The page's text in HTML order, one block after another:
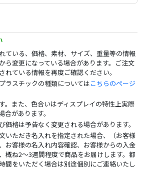
ている、価格、素材、サイズ、重量等の情報
ら変更になっている場合があります。ご注文
れている情報を再度ご確認ください。
ラスチックの種類についてはこちらのページ
。また、色合いはディスプレイの特性上実際
があります。
価格は予告なく変更される場合があります。
いただき名入れを指定された場合、（お客様
お客様の名入れ内容確認、お客様からの入金
概ね2～3週間程度で商品をお届けします。都
間をいただく場合は別途個別にご連絡いたし